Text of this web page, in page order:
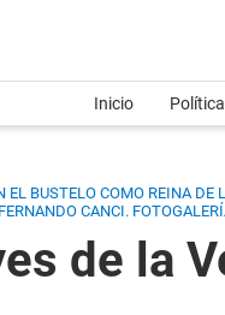
Inicio Política
BUSTELO COMO REINA
CANCI.
de la